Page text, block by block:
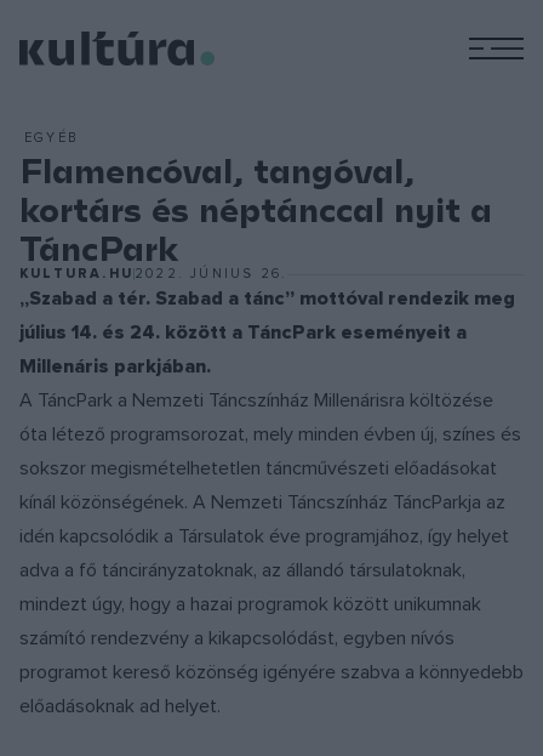
EGYÉB
Flamencóval, tangóval,
kortárs és néptánccal nyit a
TáncPark
KULTURA.HU 2022. JÚNIUS 26.
„Szabad a tér. Szabad a tánc” mottóval rendezik meg
július 14. és 24. között a TáncPark eseményeit a
Millenáris parkjában.
A TáncPark a Nemzeti Táncszínház Millenárisra költözése
óta létező programsorozat, mely minden évben új, színes és
sokszor megismételhetetlen táncművészeti előadásokat
kínál közönségének. A Nemzeti Táncszínház TáncParkja az
idén kapcsolódik a Társulatok éve programjához, így helyet
adva a fő táncirányzatoknak, az állandó társulatoknak,
mindezt úgy, hogy a hazai programok között unikumnak
számító rendezvény a kikapcsolódást, egyben nívós
programot kereső közönség igényére szabva a könnyedebb
előadásoknak ad helyet.